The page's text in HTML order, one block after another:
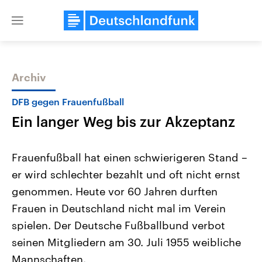
Close
Themen
Landtagswahl Sachsen-Anhalt
2026
Alle Informationen
Sachsen-Anhalt wählt am 6.
September 2026 einen neuen
Landtag. Seit 2021 wird das
Bundesland von einer Koalition aus
USA
Aktuelle Beiträge,
Hintergründe
Wirtschaftlich und
gehören die Vereinigten
Archiv
DFB gegen Frauenfußball
Ein langer Weg bis zur Akzeptanz
Frauenfußball hat einen schwierigeren Stand –
er wird schlechter bezahlt und oft nicht ernst
genommen. Heute vor 60 Jahren durften
Frauen in Deutschland nicht mal im Verein
spielen. Der Deutsche Fußballbund verbot
seinen Mitgliedern am 30. Juli 1955 weibliche
Mannschaften.